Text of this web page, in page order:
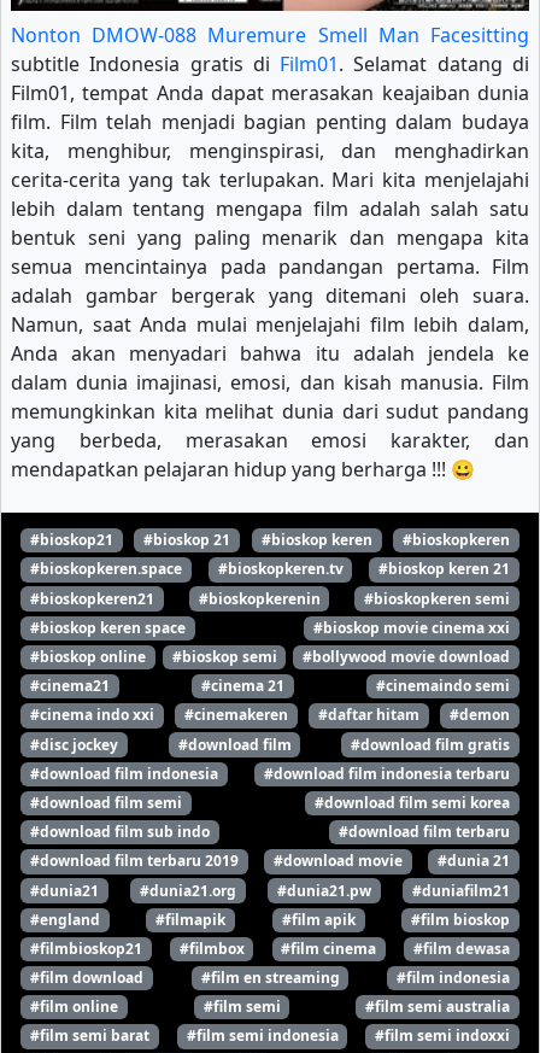
Nonton DMOW-088 Muremure Smell Man Facesitting
subtitle Indonesia gratis di Film01. Selamat datang di
Film01, tempat Anda dapat merasakan keajaiban dunia
film. Film telah menjadi bagian penting dalam budaya
kita, menghibur, menginspirasi, dan menghadirkan
cerita-cerita yang tak terlupakan. Mari kita menjelajahi
lebih dalam tentang mengapa film adalah salah satu
bentuk seni yang paling menarik dan mengapa kita
semua mencintainya pada pandangan pertama. Film
adalah gambar bergerak yang ditemani oleh suara.
Namun, saat Anda mulai menjelajahi film lebih dalam,
Anda akan menyadari bahwa itu adalah jendela ke
dalam dunia imajinasi, emosi, dan kisah manusia. Film
memungkinkan kita melihat dunia dari sudut pandang
yang berbeda, merasakan emosi karakter, dan
mendapatkan pelajaran hidup yang berharga !!! 😀
#bioskop21 #bioskop 21 #bioskop keren
#bioskopkeren
#bioskopkeren.space
#bioskopkeren.tv
#bioskop keren 21
#bioskopkeren21
#bioskopkerenin
#bioskopkeren semi
#bioskop keren space
#bioskop movie cinema xxi
#bioskop online
#bioskop semi
#bollywood movie download
#cinema21
#cinema 21
#cinemaindo semi
#cinema indo xxi
#cinemakeren #daftar hitam
#demon
#disc jockey
#download film
#download film gratis
#download film indonesia
#download film indonesia terbaru
#download film semi
#download film semi korea
#download film sub indo
#download film terbaru
#download film terbaru 2019
#download movie
#dunia 21
#dunia21
#dunia21.org #dunia21.pw
#duniafilm21
#england
#filmapik #film apik
#film bioskop
#filmbioskop21
#filmbox #film cinema
#film dewasa
#film download
#film en streaming
#film indonesia
#film online
#film semi
#film semi australia
#film semi barat
#film semi indonesia
#film semi indoxxi